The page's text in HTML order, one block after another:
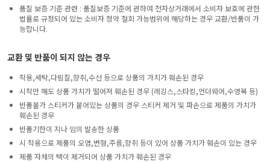
품질 보증 기준 관련 : 품질보증 기준에 관하여 전자상거래에서 소비자 보호에 관한
법률로 규정되어 있는 소비자 청약 철회 가능범위에 해당하는 경우 교환/반품이 가
능합니다.
교환 및 반품이 되지 않는 경우
착용,세탁,다림질,향취,수선 등으로 상품의 가치가 훼손된 경우
시착만 해도 상품 가치가 떨어져 훼손된 경우 (레깅스,스타킹,언더웨어,수영복 등)
반품불가 스티커가 붙어있는 상품의 경우 스티커 제거 및 파손으로 제품의 가치가
훼손된 경우
반품기한이 지나 임의 발송한 상품
시 착용으로 제품의 오염,변형,주름,향취 등이 있어 상품 가치가 훼손이 있는 경우
제품 자체의 택이 제거되어 상품 가치가 훼손된 경우